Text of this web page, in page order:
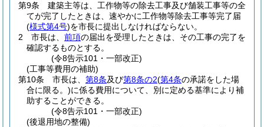
第9条
建築主等は、工作物等の除去工事及び舗装工事等の全
てが完了したときは、速やかに工作物等除去工事等完了届
(様式第4号)を市長に提出しなければならない。
2
市長は、 前項の届出を受理したときは、その工事の完了を
確認するものとする。
(令8告示101・一部改正)
(工事等費用の補助)
第10条
市長は、 第8条及び第8条の2(第4条の承諾をした場
合に限る。)に係る費用について、別に定める基準により補
助することができる。
(令8告示101・一部改正)
(後退用地の整備)